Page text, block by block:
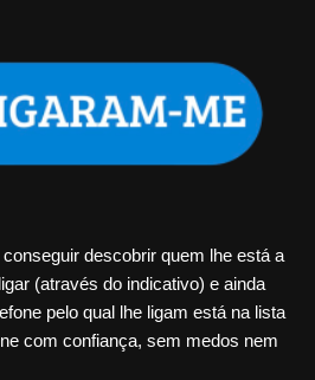
descobrir quem lhe está a
(através do indicativo) e ainda
pelo qual lhe ligam está na lista
com confiança, sem medos nem